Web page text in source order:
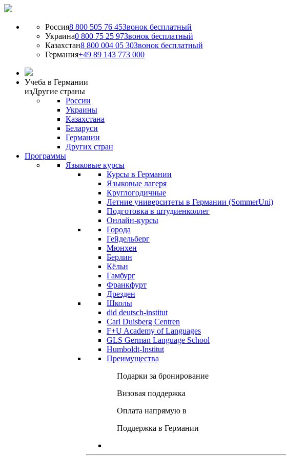
Россия8 800 505 76 45Звонок бесплатный
Украина0 800 75 25 97Звонок бесплатный
Казахстан8 800 004 05 30Звонок бесплатный
Германия+49 89 143 773 000
Учеба в Германии
изДругие страны
России
Украины
Казахстана
Беларуси
Германии
Других стран
Программы
Языковые курсы
Курсы в Германии
Языковые лагеря
Круглогодичные
Летние университеты в Германии (SommerUni)
Подготовка в штудиенколлег
Онлайн-курсы
Города
Гейдельберг
Мюнхен
Берлин
Кёльн
Гамбург
Франкфурт
Дрезден
Школы
did deutsch-institut
Carl Duisberg Centren
F+U Academy of Languages
GLS German Language School
Humboldt-Institut
Преимущества
Подарки за бронирование
Визовая поддержка
Оплата напрямую в
Поддержка в Германии